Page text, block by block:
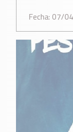
Fecha: 07/